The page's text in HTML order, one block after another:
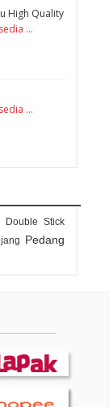
High Quality
...
...
Double Stick
Pedang